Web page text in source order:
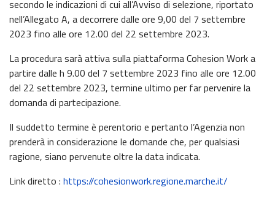
secondo le indicazioni di cui all’Avviso di selezione, riportato
nell’Allegato A, a decorrere dalle ore 9,00 del 7 settembre
2023 fino alle ore 12.00 del 22 settembre 2023.
La procedura sarà attiva sulla piattaforma Cohesion Work a
partire dalle h 9.00 del 7 settembre 2023 fino alle ore 12.00
del 22 settembre 2023, termine ultimo per far pervenire la
domanda di partecipazione.
Il suddetto termine è perentorio e pertanto l’Agenzia non
prenderà in considerazione le domande che, per qualsiasi
ragione, siano pervenute oltre la data indicata.
Link diretto : https://cohesionwork.regione.marche.it/